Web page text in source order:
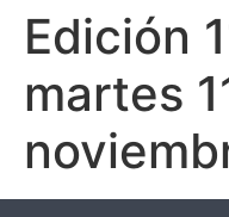
Edición
martes